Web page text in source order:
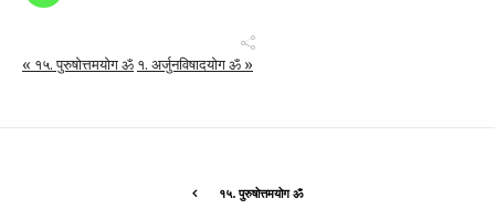
« १५. पुरुषोत्तमयोग ॐ १. अर्जुनविषादयोग ॐ »
१५. पुरुषोत्तमयोग ॐ